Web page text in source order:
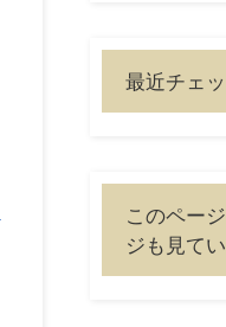
最近チェ
このペー
ジも見て